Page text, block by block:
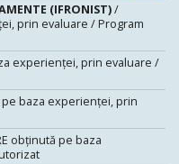
(IFRONIST)/
prin evaluare / Program
experienței, prin evaluare /
pe baza experienței, prin
obținută pe baza